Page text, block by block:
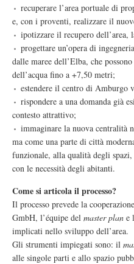
recuperare l’area portuale di
e, con i proventi, realizzare il
ipotizzare il recupero dell’area,
progettare un’opera di
dalle maree dell’Elba, che
dell’acqua fino a +7,50 metri;
estendere il centro di Amburgo
rispondere a una domanda già
contesto attrattivo;
immaginare la nuova centralità
ma come una parte di città
funzionale, alla qualità degli
con le necessità degli abitanti.
Come si articola il processo?
Il processo prevede la
GmbH, l’équipe del master plan e
implicati nello sviluppo dell’area.
Gli strumenti impiegati sono: il
alle singole parti e allo spazio